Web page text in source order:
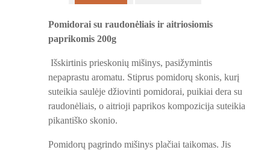
Pomidorai su raudonėliais ir aitriosiomis
paprikomis 200g
Išskirtinis prieskonių mišinys, pasižymintis
nepaprastu aromatu. Stiprus pomidorų skonis, kurį
suteikia saulėje džiovinti pomidorai, puikiai dera su
raudonėliais, o aitrioji paprikos kompozicija suteikia
pikantiško skonio.
Pomidorų pagrindo mišinys plačiai taikomas. Jis